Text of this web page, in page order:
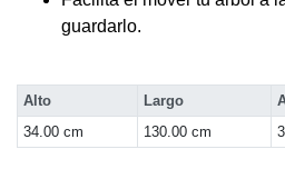
guardarlo.
Alto Largo
34.00 cm
130.00 cm